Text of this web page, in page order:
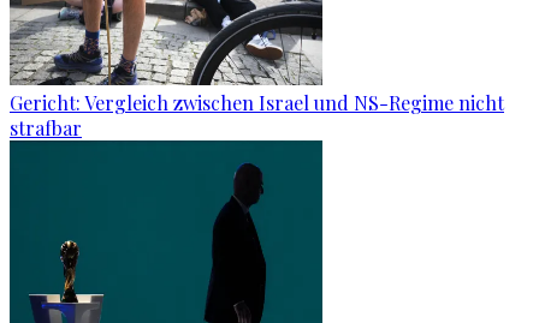
Gericht: Ver­gleich zwi­schen Is­ra­el und NS-Re­gime nicht
straf­bar